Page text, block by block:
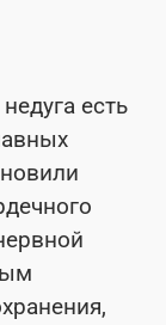
есть